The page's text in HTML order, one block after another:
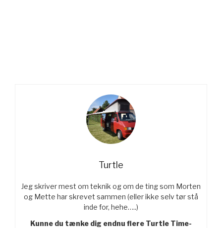
Turtle
Jeg skriver mest om teknik og om de ting som Morten
og Mette har skrevet sammen (eller ikke selv tør stå
inde for, hehe…..)
Kunne du tænke dig endnu flere Turtle Time-